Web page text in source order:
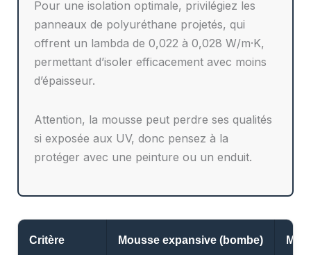
Pour une isolation optimale, privilégiez les
panneaux de polyuréthane projetés, qui
offrent un lambda de 0,022 à 0,028 W/m·K,
permettant d’isoler efficacement avec moins
d’épaisseur.
Attention, la mousse peut perdre ses qualités
si exposée aux UV, donc pensez à la
protéger avec une peinture ou un enduit.
Critère Mousse expansive (bombe)